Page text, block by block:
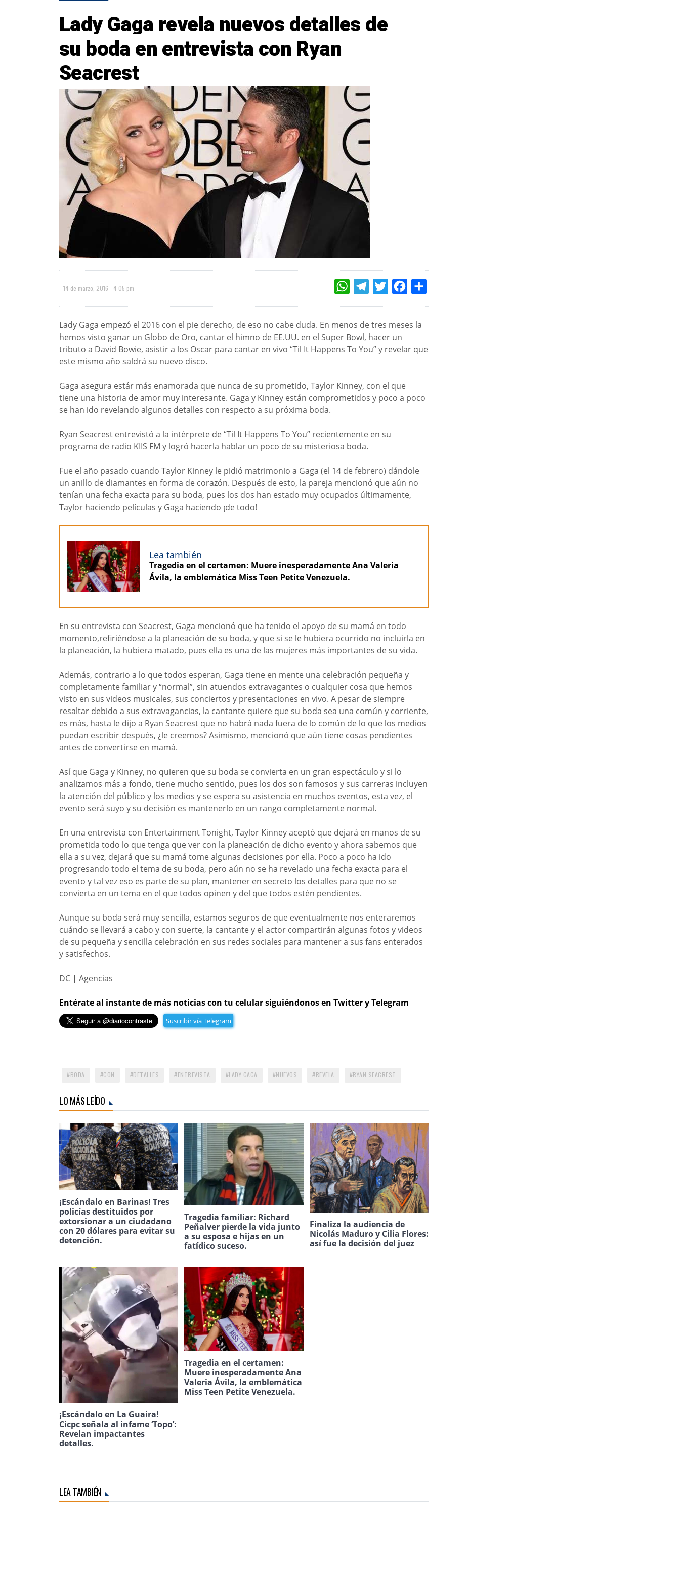
Lady Gaga revela nuevos detalles de
su boda en entrevista con Ryan
Seacrest
14 de marzo, 2016 - 4:05 pm WHATSAPPTELEGRAMTWITTERFACEBOOK
Lady Gaga empezó el 2016 con el pie derecho, de eso no cabe duda. En menos de tres meses la
hemos visto ganar un Globo de Oro, cantar el himno de EE.UU. en el Super Bowl, hacer un
tributo a David Bowie, asistir a los Oscar para cantar en vivo “Til It Happens To You” y revelar que
este mismo año saldrá su nuevo disco.
Gaga asegura estár más enamorada que nunca de su prometido, Taylor Kinney, con el que
tiene una historia de amor muy interesante. Gaga y Kinney están comprometidos y poco a poco
se han ido revelando algunos detalles con respecto a su próxima boda.
Ryan Seacrest entrevistó a la intérprete de “Til It Happens To You” recientemente en su
programa de radio KIIS FM y logró hacerla hablar un poco de su misteriosa boda.
Fue el año pasado cuando Taylor Kinney le pidió matrimonio a Gaga (el 14 de febrero) dándole
un anillo de diamantes en forma de corazón. Después de esto, la pareja mencionó que aún no
tenían una fecha exacta para su boda, pues los dos han estado muy ocupados últimamente,
Taylor haciendo películas y Gaga haciendo ¡de todo!
Lea también
Tragedia en el certamen: Muere inesperadamente Ana Valeria
Ávila, la emblemática Miss Teen Petite Venezuela.
En su entrevista con Seacrest, Gaga mencionó que ha tenido el apoyo de su mamá en todo
momento,refiriéndose a la planeación de su boda, y que si se le hubiera ocurrido no incluirla en
la planeación, la hubiera matado, pues ella es una de las mujeres más importantes de su vida.
Además, contrario a lo que todos esperan, Gaga tiene en mente una celebración pequeña y
completamente familiar y “normal”, sin atuendos extravagantes o cualquier cosa que hemos
visto en sus videos musicales, sus conciertos y presentaciones en vivo. A pesar de siempre
resaltar debido a sus extravagancias, la cantante quiere que su boda sea una común y corriente,
es más, hasta le dijo a Ryan Seacrest que no habrá nada fuera de lo común de lo que los medios
puedan escribir después, ¿le creemos? Asimismo, mencionó que aún tiene cosas pendientes
antes de convertirse en mamá.
Así que Gaga y Kinney, no quieren que su boda se convierta en un gran espectáculo y si lo
analizamos más a fondo, tiene mucho sentido, pues los dos son famosos y sus carreras incluyen
la atención del público y los medios y se espera su asistencia en muchos eventos, esta vez, el
evento será suyo y su decisión es mantenerlo en un rango completamente normal.
En una entrevista con Entertainment Tonight, Taylor Kinney aceptó que dejará en manos de su
prometida todo lo que tenga que ver con la planeación de dicho evento y ahora sabemos que
ella a su vez, dejará que su mamá tome algunas decisiones por ella. Poco a poco ha ido
progresando todo el tema de su boda, pero aún no se ha revelado una fecha exacta para el
evento y tal vez eso es parte de su plan, mantener en secreto los detalles para que no se
convierta en un tema en el que todos opinen y del que todos estén pendientes.
Aunque su boda será muy sencilla, estamos seguros de que eventualmente nos enteraremos
cuándo se llevará a cabo y con suerte, la cantante y el actor compartirán algunas fotos y videos
de su pequeña y sencilla celebración en sus redes sociales para mantener a sus fans enterados
y satisfechos.
DC | Agencias
Entérate al instante de más noticias con tu celular siguiéndonos en Twitter y Telegram
Suscribir vía Telegram
BODA CON DETALLES ENTREVISTA LADY GAGA NUEVOS REVELA RYAN SEACREST
LO MÁS LEÍDO
¡Escándalo en Barinas! Tres
policías destituidos por
extorsionar a un ciudadano
con 20 dólares para evitar su
detención.
Tragedia familiar: Richard
Peñalver pierde la vida junto
a su esposa e hijas en un
fatídico suceso.
Finaliza la audiencia de
Nicolás Maduro y Cilia Flores:
así fue la decisión del juez
¡Escándalo en La Guaira!
Cicpc señala al infame ‘Topo’:
Revelan impactantes
detalles.
Tragedia en el certamen:
Muere inesperadamente Ana
Valeria Ávila, la emblemática
Miss Teen Petite Venezuela.
LEA TAMBIÉN